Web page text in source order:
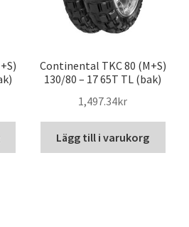
Continental TKC 80 (M+S)
130/80 – 17 65T TL (bak)
1,497.34kr
Lägg till i varukorg